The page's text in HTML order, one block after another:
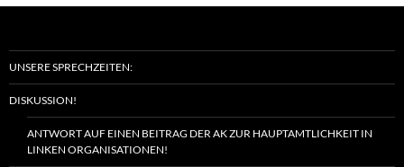
UNSERE SPRECHZEITEN:
DISKUSSION!
ANTWORT AUF EINEN BEITRAG DER AK ZUR HAUPTAMTLICHKEIT IN
LINKEN ORGANISATIONEN!